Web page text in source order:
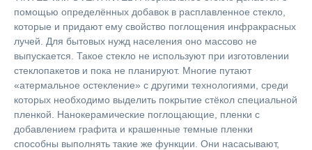
помощью определённых добавок в расплавленное стекло,
которые и придают ему свойство поглощения инфракрасных
лучей. Для бытовых нужд населения оно массово не
выпускается. Такое стекло не используют при изготовлении
стеклопакетов и пока не планируют. Многие путают
«атермальное остекление» с другими технологиями, среди
которых необходимо выделить покрытие стёкол специальной
пленкой. Нанокерамические поглощающие, пленки с
добавлением графита и крашенные темные пленки
способны выполнять такие же функции. Они насасывают,